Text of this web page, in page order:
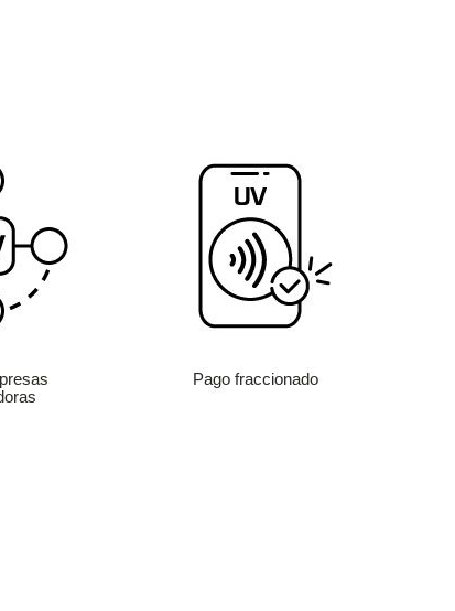
Pago fraccionado